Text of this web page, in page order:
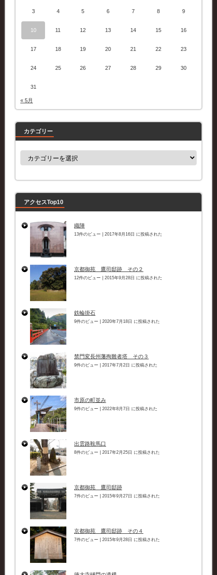
3 4 5 6 7 8 9
10 11 12 13 14 15 16
17 18 19 20 21 22 23
24 25 26 27 28 29 30
31
« 5月
カテゴリー
カ
ー
アクセスTop10
織陣
13件のビュー 2017年8月16日 に投稿された
京都御苑 鷹司邸跡 その２
12件のビュー 2015年9月28日 に投稿された
鉄輪掛石
9件のビュー 2020年7月18日 に投稿された
禁門変長州藩殉難者塔 その３
9件のビュー 2017年7月2日 に投稿された
市原の町並み
9件のビュー 2022年8月7日 に投稿された
出雲路鞍馬口
8件のビュー 2017年2月25日 に投稿された
京都御苑 鷹司邸跡
7件のビュー 2015年9月27日 に投稿された
京都御苑 鷹司邸跡 その４
7件のビュー 2015年9月28日 に投稿された